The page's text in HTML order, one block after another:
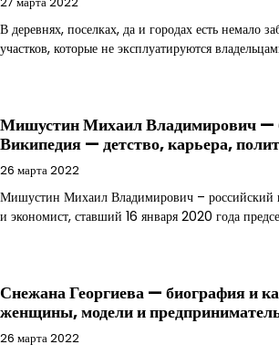
В деревнях, поселках, да и городах есть немало
участков, которые не эксплуатируются
Мишустин Михаил Владимирович —
Википедия — детство, карьера,
26 марта 2022
Мишустин Михаил Владимирович – российский
и экономист, ставший 16 января 2020 года
Снежана Георгиева — биография и
женщины, модели и
26 марта 2022